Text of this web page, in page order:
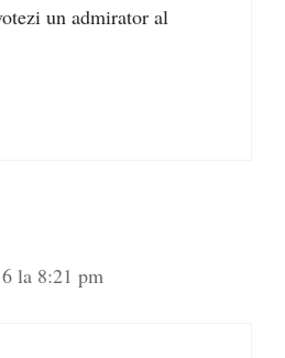
un admirator al
la 8:21 pm